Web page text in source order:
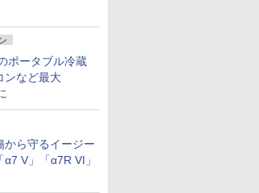
ポータブル冷蔵
ンなど最大
から守るイージー
V」「α7R VI」